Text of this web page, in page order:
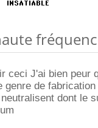
ceci J'ai bien peur
genre de
dont le